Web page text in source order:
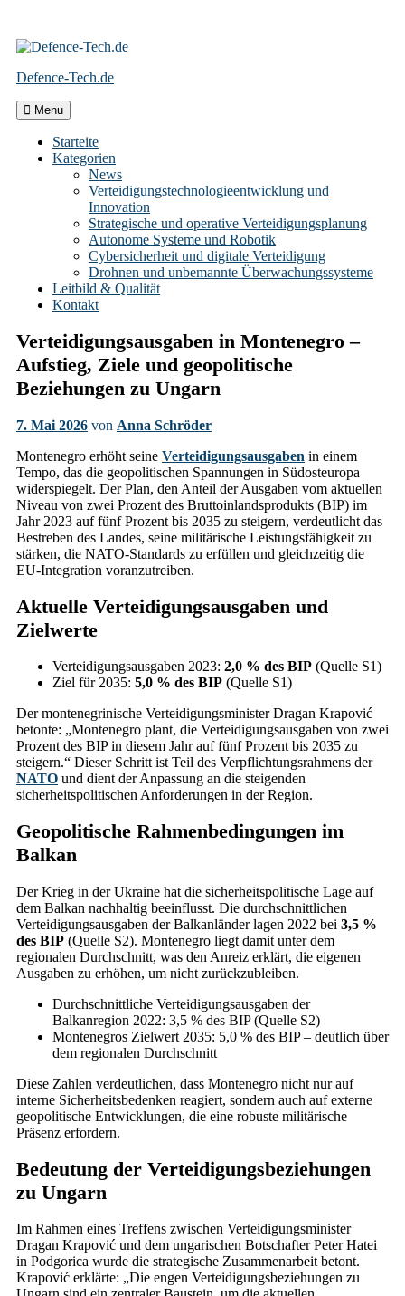
Skip
content
Defence-Tech.de
Menu
Starteite
Kategorien
News
Verteidigungstechnologieentwicklung und
Innovation
Strategische und operative Verteidigungsplanung
Autonome Systeme und Robotik
Cybersicherheit und digitale Verteidigung
Drohnen und unbemannte Überwachungssysteme
Leitbild & Qualität
Kontakt
Verteidigungsausgaben in Montenegro –
Aufstieg, Ziele und geopolitische
Beziehungen zu Ungarn
7. Mai 2026 von Anna Schröder
Montenegro erhöht seine Verteidigungsausgaben in einem
Tempo, das die geopolitischen Spannungen in Südosteuropa
widerspiegelt. Der Plan, den Anteil der Ausgaben vom aktuellen
Niveau von zwei Prozent des Bruttoinlandsprodukts (BIP) im
Jahr 2023 auf fünf Prozent bis 2035 zu steigern, verdeutlicht das
Bestreben des Landes, seine militärische Leistungsfähigkeit zu
stärken, die NATO-Standards zu erfüllen und gleichzeitig die
EU-Integration voranzutreiben.
Aktuelle Verteidigungsausgaben und
Zielwerte
Verteidigungsausgaben 2023: 2,0 % des BIP (Quelle S1)
Ziel für 2035: 5,0 % des BIP (Quelle S1)
Der montenegrinische Verteidigungsminister Dragan Krapović
betonte: „Montenegro plant, die Verteidigungsausgaben von zwei
Prozent des BIP in diesem Jahr auf fünf Prozent bis 2035 zu
steigern.“ Dieser Schritt ist Teil des Verpflichtungsrahmens der
NATO und dient der Anpassung an die steigenden
sicherheitspolitischen Anforderungen in der Region.
Geopolitische Rahmenbedingungen im
Balkan
Der Krieg in der Ukraine hat die sicherheitspolitische Lage auf
dem Balkan nachhaltig beeinflusst. Die durchschnittlichen
Verteidigungsausgaben der Balkanländer lagen 2022 bei 3,5 %
des BIP (Quelle S2). Montenegro liegt damit unter dem
regionalen Durchschnitt, was den Anreiz erklärt, die eigenen
Ausgaben zu erhöhen, um nicht zurückzubleiben.
Durchschnittliche Verteidigungsausgaben der
Balkanregion 2022: 3,5 % des BIP (Quelle S2)
Montenegros Zielwert 2035: 5,0 % des BIP – deutlich über
dem regionalen Durchschnitt
Diese Zahlen verdeutlichen, dass Montenegro nicht nur auf
interne Sicherheitsbedenken reagiert, sondern auch auf externe
geopolitische Entwicklungen, die eine robuste militärische
Präsenz erfordern.
Bedeutung der Verteidigungsbeziehungen
zu Ungarn
Im Rahmen eines Treffens zwischen Verteidigungsminister
Dragan Krapović und dem ungarischen Botschafter Peter Hatei
in Podgorica wurde die strategische Zusammenarbeit betont.
Krapović erklärte: „Die engen Verteidigungsbeziehungen zu